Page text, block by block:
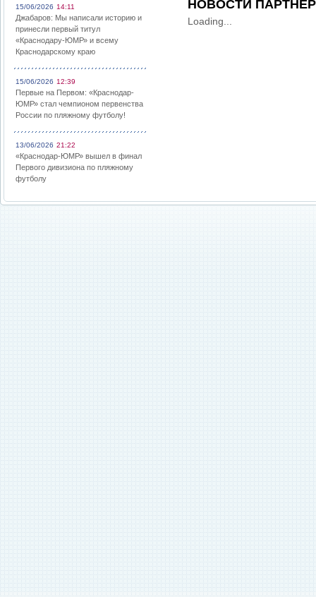
15/06/2026 14:11
Джабаров: Мы написали историю и
принесли первый титул
«Краснодару-ЮМР» и всему
Краснодарскому краю
15/06/2026 12:39
Первые на Первом: «Краснодар-
ЮМР» стал чемпионом первенства
России по пляжному футболу!
13/06/2026 21:22
«Краснодар-ЮМР» вышел в финал
Первого дивизиона по пляжному
футболу
НОВОСТИ
Loading...